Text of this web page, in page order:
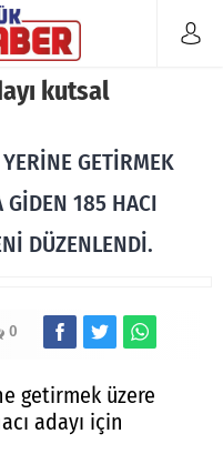
kutsal
GETİRMEK
GİDEN 185 HACI
DÜZENLENDİ.
0
getirmek üzere
adayı için